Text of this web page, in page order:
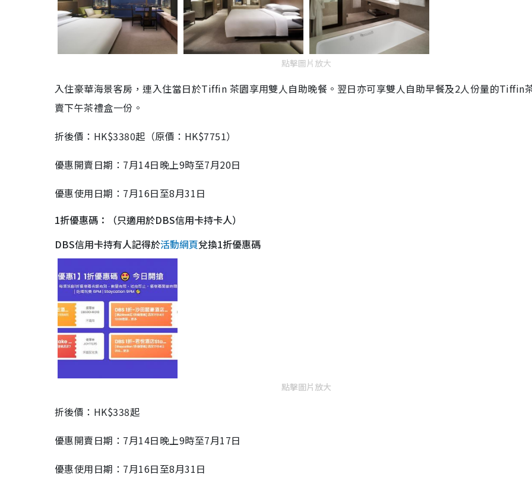
點擊圖片放大
入住豪華海景客房，連入住當日於Tiffin 茶園享用雙人自助晚餐。翌日亦可享雙人自助早餐及2人份量的Tiffin
賣下午茶禮盒一份。
折後價：HK$3380起（原價：HK$7751）
優惠開賣日期：7月14日晚上9時至7月20日
優惠使用日期：7月16日至8月31日
1折優惠碼：
（只適用於DBS信用卡持卡人）
DBS信用卡持有人記得於活動網頁兌換1折優惠碼
點擊圖片放大
折後價：HK$338起
優惠開賣日期：7月14日晚上9時至7月17日
優惠使用日期：7月16日至8月31日